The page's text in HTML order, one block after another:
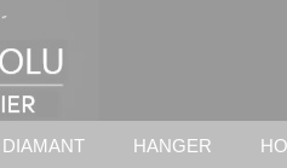
DIAMANT HANGER